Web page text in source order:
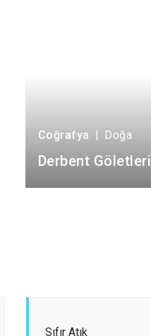
Coğrafya | Doğa
Derbent Göletleri
Sıfır Atık